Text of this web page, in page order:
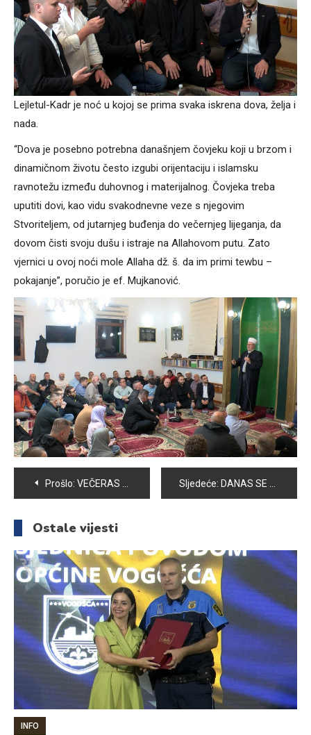
Lejletul-Kadr je noć u kojoj se prima svaka iskrena dova, želja i
nada.
“Dova je posebno potrebna današnjem čovjeku koji u brzom i
dinamičnom životu često izgubi orijentaciju i islamsku
ravnotežu između duhovnog i materijalnog. Čovjeka treba
uputiti dovi, kao vidu svakodnevne veze s njegovim
Stvoriteljem, od jutarnjeg buđenja do večernjeg lijeganja, da
dovom čisti svoju dušu i istraje na Allahovom putu. Zato
vjernici u ovoj noći mole Allaha dž. š. da im primi tewbu –
pokajanje”, poručio je ef. Mujkanović.
Navigacija
članaka
Prošlo: VEČERAS MUSLIMANI OBILJEŽAVAJU LEJLETUL-KADR, NOĆ KOJA JE VRIJEDNIJA OD HILJADU MJESECI Sljedeće: DANAS SE OBILJEŽAVA MEĐUNARODNI DAN SOCIJALNOG RADA
Ostale vijesti
INFO